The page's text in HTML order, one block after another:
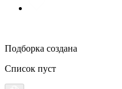
Подборка создана
Список пуст